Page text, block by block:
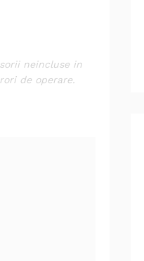
neincluse in
de operare.